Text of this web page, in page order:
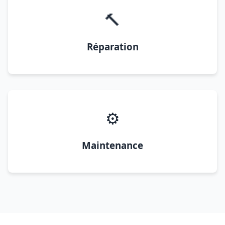
🔨
Réparation
⚙️
Maintenance